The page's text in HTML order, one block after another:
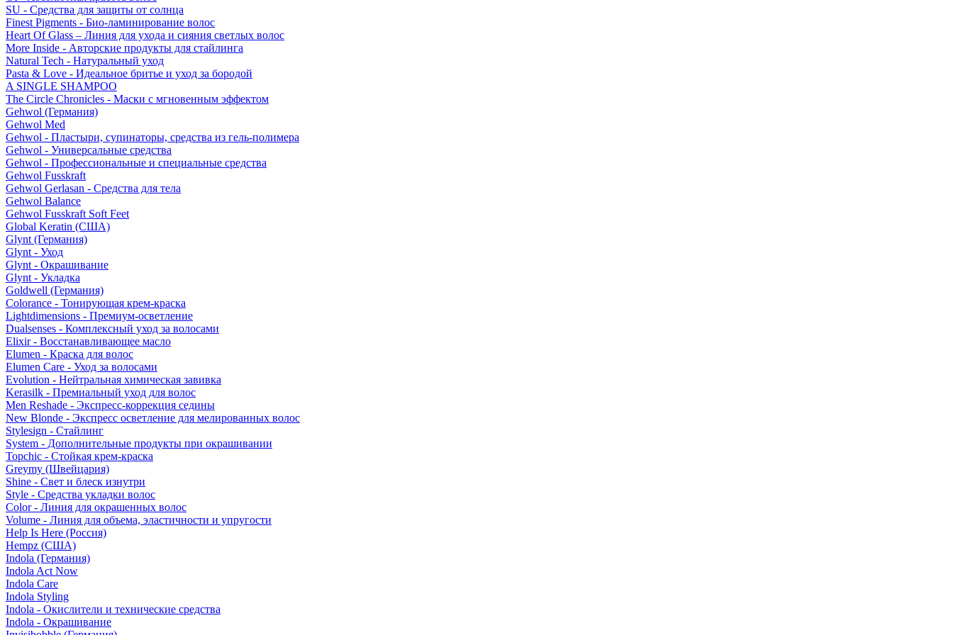
SU - Средства для защиты от солнца
Finest Pigments - Био-ламинирование волос
Heart Of Glass – Линия для ухода и сияния светлых волос
More Inside - Авторские продукты для стайлинга
Natural Tech - Натуральный уход
Pasta & Love - Идеальное бритье и уход за бородой
A SINGLE SHAMPOO
The Circle Chronicles - Маски с мгновенным эффектом
Gehwol (Германия)
Gehwol Med
Gehwol - Пластыри, супинаторы, средства из гель-полимера
Gehwol - Универсальные средства
Gehwol - Профессиональные и специальные средства
Gehwol Fusskraft
Gehwol Gerlasan - Средства для тела
Gehwol Balance
Gehwol Fusskraft Soft Feet
Global Keratin (США)
Glynt (Германия)
Glynt - Уход
Glynt - Окрашивание
Glynt - Укладка
Goldwell (Германия)
Colorance - Тонирующая крем-краска
Lightdimensions - Премиум-осветление
Dualsenses - Комплексный уход за волосами
Elixir - Восстанавливающее масло
Elumen - Краска для волос
Elumen Care - Уход за волосами
Evolution - Нейтральная химическая завивка
Kerasilk - Премиальный уход для волос
Men Reshade - Экспресс-коррекция седины
New Blonde - Экспресс осветление для мелированных волос
Stylesign - Стайлинг
System - Дополнительные продукты при окрашивании
Topchic - Стойкая крем-краска
Greymy (Швейцария)
Shine - Свет и блеск изнутри
Style - Средства укладки волос
Color - Линия для окрашенных волос
Volume - Линия для объема, эластичности и упругости
Help Is Here (Россия)
Hempz (США)
Indola (Германия)
Indola Act Now
Indola Care
Indola Styling
Indola - Окислители и технические средства
Indola - Окрашивание